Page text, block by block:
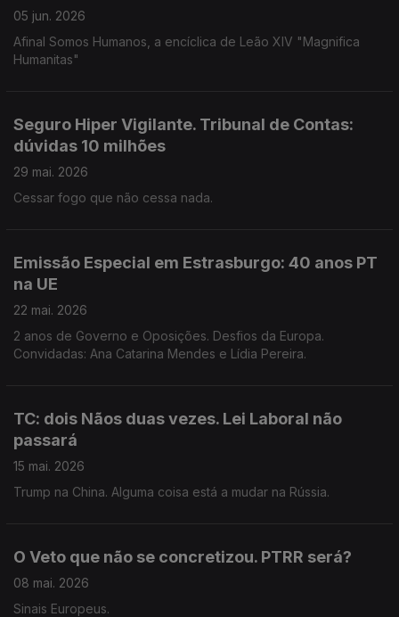
05 jun. 2026
Afinal Somos Humanos, a encíclica de Leão XIV "Magnifica
Humanitas"
Seguro Hiper Vigilante. Tribunal de Contas:
dúvidas 10 milhões
29 mai. 2026
Cessar fogo que não cessa nada.
Emissão Especial em Estrasburgo: 40 anos PT
na UE
22 mai. 2026
2 anos de Governo e Oposições. Desfios da Europa.
Convidadas: Ana Catarina Mendes e Lídia Pereira.
TC: dois Nãos duas vezes. Lei Laboral não
passará
15 mai. 2026
Trump na China. Alguma coisa está a mudar na Rússia.
O Veto que não se concretizou. PTRR será?
08 mai. 2026
Sinais Europeus.